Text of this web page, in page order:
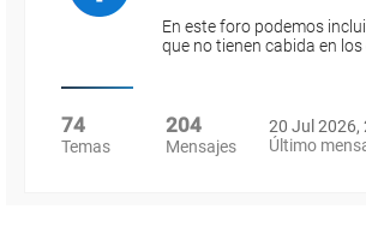
En este foro podemos
que no tienen cabida en los
74
Temas
204
Mensajes
20 Jul 2026,
Último